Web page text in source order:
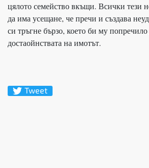
цялото семейство вкъщи. Всички тези
да има усещане, че пречи и създава
си тръгне бързо, което би му
достаойнствата на имотът.
Tweet